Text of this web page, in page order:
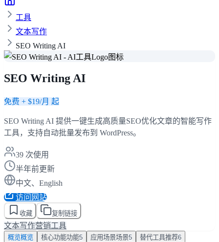
工具
文本写作
SEO Writing AI
SEO Writing AI
免费 + $19/月 起
SEO Writing AI 提供一键生成高质量SEO优化文章的智能写作
工具，支持自动批量发布到 WordPress。
39 次使用
半年前更新
中文、English
访问网站
收藏 复制链接
文本写作营销工具
概览概览 核心功能功能5 应用场景场景5 替代工具推荐6